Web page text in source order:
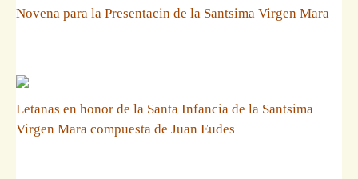
Novena para la Presentacin de la Santsima Virgen Mara
Letanas en honor de la Santa Infancia de la Santsima
Virgen Mara compuesta de Juan Eudes